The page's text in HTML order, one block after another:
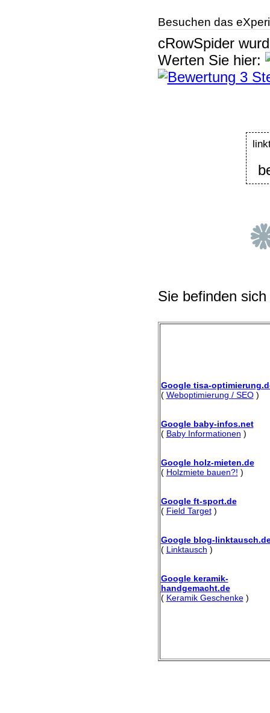
Besuchen das
cRowSpider
Werten Sie hier:
Sie befinden
Google tisa-
( Weboptimierung / SEO)
Google baby-infos.net
( Baby Informationen )
Google holz-mieten.de
( Holzmiete bauen?! )
Google ft-sport.de
( Field Target)
Google blog-
( Linktausch )
Google keramik-
handgemacht.de
( Keramik Geschenke)